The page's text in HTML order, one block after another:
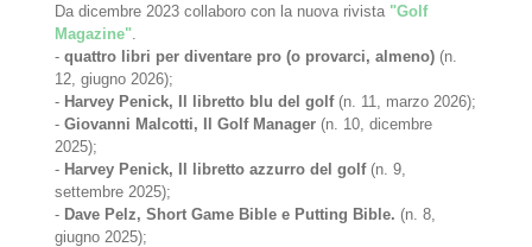
Da dicembre 2023 collaboro con la nuova rivista "Golf
Magazine"
-quattro libri per diventare pro (o provarci, almeno) (n.
12, giugno 2026);
- Harvey Penick, Il libretto blu del golf(n. 11, marzo 2026);
-Giovanni Malcotti, Il Golf Manager (n. 10, dicembre
2025);
- Harvey Penick, Il libretto azzurro del golf(n. 9,
settembre 2025);
- Dave Pelz, Short Game Bible e Putting Bible.(n. 8,
giugno 2025);